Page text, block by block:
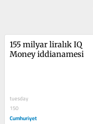
155 milyar liralık IQ
Money iddianamesi
tuesday
150
Cumhuriyet